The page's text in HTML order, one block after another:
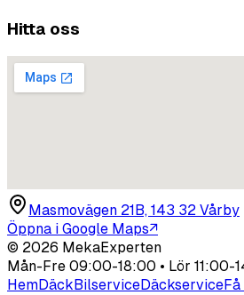
Hitta oss
Masmovägen 21B, 143 32 Vårby
Öppna i Google Maps↗
© 2026 MekaExperten
Mån-Fre 09:00-18:00 • Lör 11:00-
HemDäckBilserviceDäckservice